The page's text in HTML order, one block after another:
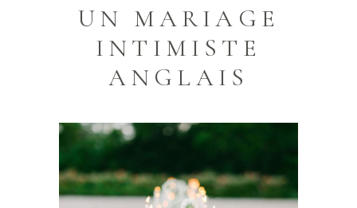
UN MARIAGE
INTIMISTE
ANGLAIS